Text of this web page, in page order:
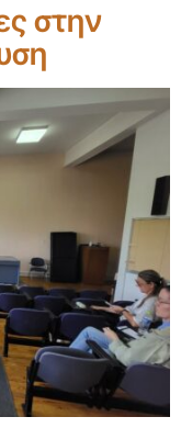
στην